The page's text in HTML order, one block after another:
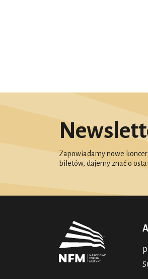
Zapowiadamy nowe
biletów, dajemy znać o